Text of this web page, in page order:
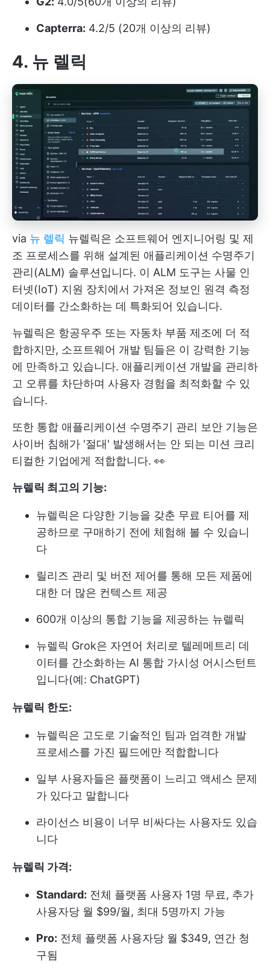
Capterra: 4.2/5 (20개 이상의 리뷰)
4. 뉴 렐릭
via 뉴 렐릭 뉴렐릭은 소프트웨어 엔지니어링 및 제
조 프로세스를 위해 설계된 애플리케이션 수명주기
관리(ALM) 솔루션입니다. 이 ALM 도구는 사물 인
터넷(IoT) 지원 장치에서 가져온 정보인 원격 측정
데이터를 간소화하는 데 특화되어 있습니다.
뉴렐릭은 항공우주 또는 자동차 부품 제조에 더 적
합하지만, 소프트웨어 개발 팀들은 이 강력한 기능
에 만족하고 있습니다. 애플리케이션 개발을 관리하
고 오류를 차단하며 사용자 경험을 최적화할 수 있
습니다.
또한 통합 애플리케이션 수명주기 관리 보안 기능은
사이버 침해가 '절대' 발생해서는 안 되는 미션 크리
티컬한 기업에게 적합합니다. 👀
뉴렐릭 최고의 기능:
뉴렐릭은 다양한 기능을 갖춘 무료 티어를 제
공하므로 구매하기 전에 체험해 볼 수 있습니
다
릴리즈 관리 및 버전 제어를 통해 모든 제품에
대한 더 많은 컨텍스트 제공
600개 이상의 통합 기능을 제공하는 뉴렐릭
뉴렐릭 Grok은 자연어 처리로 텔레메트리 데
이터를 간소화하는 AI 통합 가시성 어시스턴트
입니다(예: ChatGPT)
뉴렐릭 한도:
뉴렐릭은 고도로 기술적인 팀과 엄격한 개발
프로세스를 가진 필드에만 적합합니다
일부 사용자들은 플랫폼이 느리고 액세스 문제
가 있다고 말합니다
라이선스 비용이 너무 비싸다는 사용자도 있습
니다
뉴렐릭 가격:
Standard: 전체 플랫폼 사용자 1명 무료, 추가
사용자당 월 $99/월, 최대 5명까지 가능
Pro: 전체 플랫폼 사용자당 월 $349, 연간 청
구됨